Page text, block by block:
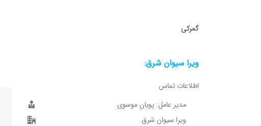
ویرا سیوان شرق:
اطلاعات تماس
مدیر عامل: پویان موسوی
ویرا سیوان شرق